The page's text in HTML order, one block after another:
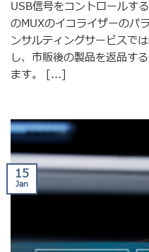
USB信号をコントロールす
のMUXのイコライザーのパ
ンサルティングサービスで
し、市販後の製品を返品す
ます。 [...]
15
Jan